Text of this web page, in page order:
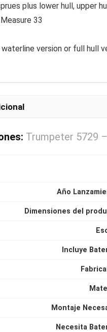
plus lower hull, upper
33
version or full hull
Trumpeter 5729
Año
Dimensiones del
Incluye
Montaje
Necesita